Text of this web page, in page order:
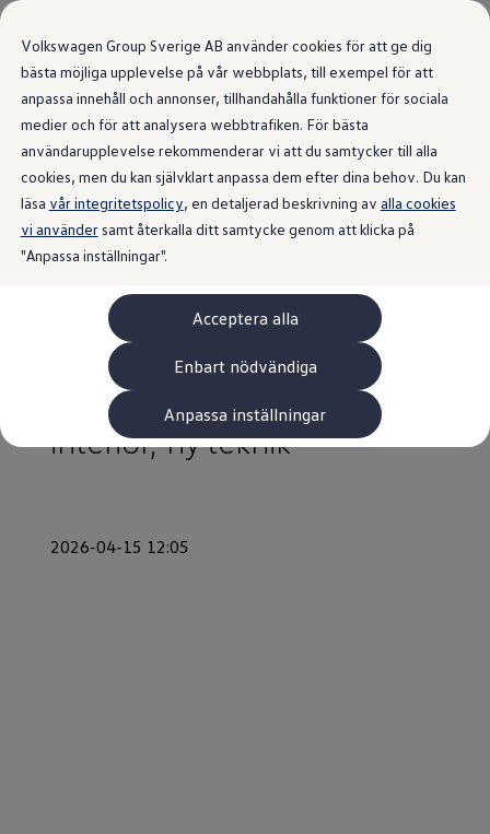
Volkswagen Group Sverige AB använder cookies för att ge dig
bästa möjliga upplevelse på vår webbplats, till exempel för att
anpassa innehåll och annonser, tillhandahålla funktioner för sociala
medier och för att analysera webbtrafiken. För bästa
användarupplevelse rekommenderar vi att du samtycker till alla
cookies, men du kan självklart anpassa dem efter dina behov. Du kan
läsa vår integritetspolicy, en detaljerad beskrivning av alla cookies
vi användersamt återkalla ditt samtycke genom att klicka på
"Anpassa inställningar".
Acceptera alla
Enbart nödvändiga
Anpassa inställningar
Senaste nyttfrån Volkswagen
Sverige.
Världspremiär för
Volkswagen ID.3 Neo: nytt
namn, ny design, ny
interiör, ny teknik
2026-04-15 12:05